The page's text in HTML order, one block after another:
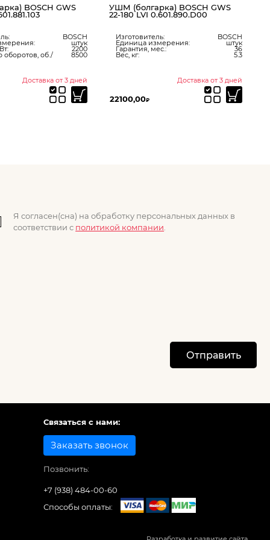
BOSCH GWS
BOSCH
штук
2200
оборотов, об./ 8500
Доставка от 3 дней
УШМ (болгарка) BOSCH GWS
22-180 LVI 0.601.890.D00
Изготовитель: BOSCH
Единица измерения: штук
Гарантия, мес.: 36
Вес, кг: 5.3
Доставка от 3 дней
22100,00₽
Я согласен(сна) на обработку персональных данных в
соответствии с политикой компании
Отправить
Связаться с нами:
Заказать звонок
Позвонить:
+7 (938) 484-00-60
Способы оплаты: